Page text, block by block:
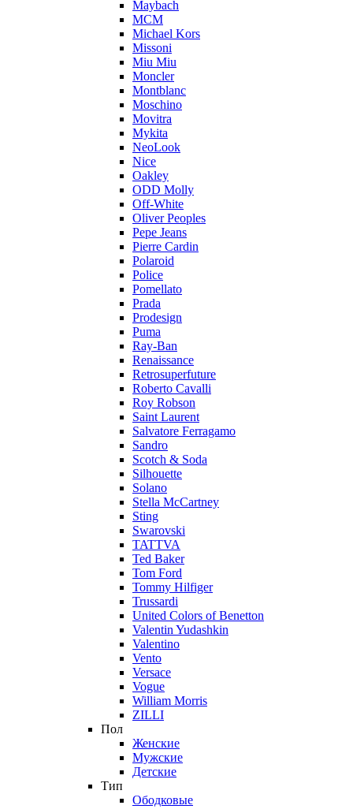
Maybach
MCM
Michael Kors
Missoni
Miu Miu
Moncler
Montblanc
Moschino
Movitra
Mykita
NeoLook
Nice
Oakley
ODD Molly
Off-White
Oliver Peoples
Pepe Jeans
Pierre Cardin
Polaroid
Police
Pomellato
Prada
Prodesign
Puma
Ray-Ban
Renaissance
Retrosuperfuture
Roberto Cavalli
Roy Robson
Saint Laurent
Salvatore Ferragamo
Sandro
Scotch & Soda
Silhouette
Solano
Stella McCartney
Sting
Swarovski
TATTVA
Ted Baker
Tom Ford
Tommy Hilfiger
Trussardi
United Colors of Benetton
Valentin Yudashkin
Valentino
Vento
Versace
Vogue
William Morris
ZILLI
Пол
Женские
Мужские
Детские
Тип
Ободковые